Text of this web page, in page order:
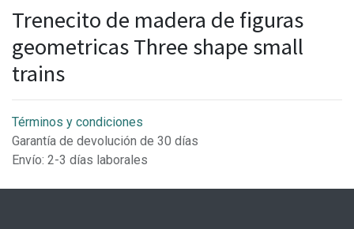
Trenecito de madera de figuras
geometricas Three shape small
trains
Términos y condiciones
Garantía de devolución de 30 días
Envío: 2-3 días laborales